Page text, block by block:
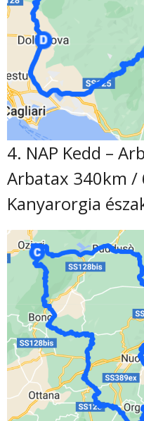
4. NAP Kedd –
Arbatax 340km /
Kanyarorgia